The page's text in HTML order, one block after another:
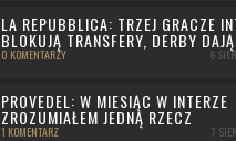
LA REPUBBLICA: TRZEJ GRACZE
BLOKUJĄ TRANSFERY, DERBY
0 KOMENTARZY 6
PROVEDEL: W MIESIĄC W INTERZE
ZROZUMIAŁEM JEDNĄ RZECZ
1 KOMENTARZ 7